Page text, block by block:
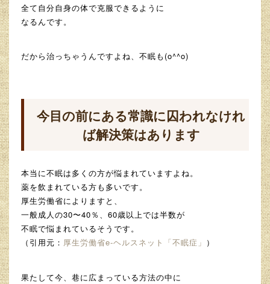
全て自分自身の体で克服できるように
なるんです。
だから治っちゃうんですよね、不眠も(o^^o)
今目の前にある常識に囚われなけれ
ば解決策はあります
本当に不眠は多くの方が悩まれていますよね。
薬を飲まれている方も多いです。
厚生労働省によりますと、
一般成人の30〜40％、60歳以上では半数が
不眠で悩まれているそうです。
（引用元： 厚生労働省e-ヘルスネット「不眠症」 ）
果たして今、巷に広まっている方法の中に